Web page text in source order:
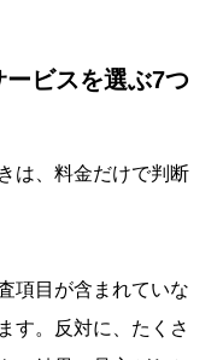
ビスを選ぶ7つ
は、料金だけで判断
項目が含まれていな
す。反対に、たくさ